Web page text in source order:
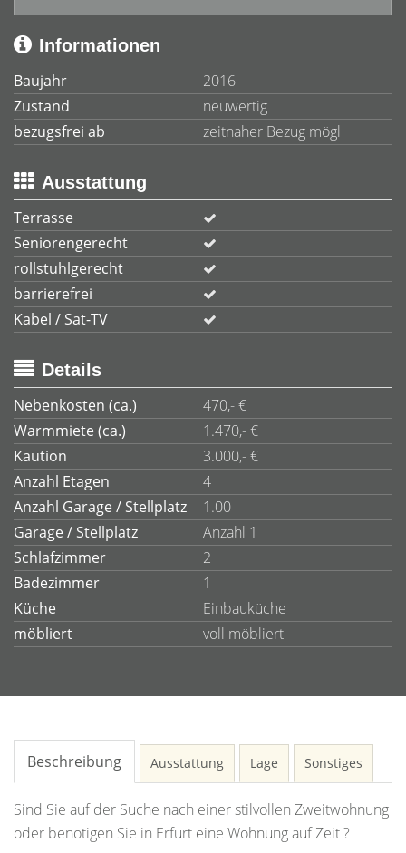
Informationen
Baujahr
2016
Zustand
neuwertig
bezugsfrei ab
zeitnaher Bezug mögl
Ausstattung
Terrasse
Seniorengerecht
rollstuhlgerecht
barrierefrei
Kabel / Sat-TV
Details
Nebenkosten (ca.)
470,- €
Warmmiete (ca.)
1.470,- €
Kaution
3.000,- €
Anzahl Etagen
4
Anzahl Garage / Stellplatz
1.00
Garage / Stellplatz
Anzahl 1
Schlafzimmer
2
Badezimmer
1
Küche
Einbauküche
möbliert
voll möbliert
Beschreibung Ausstattung Lage Sonstiges
Sind Sie auf der Suche nach einer stilvollen Zweitwohnung
oder benötigen Sie in Erfurt eine Wohnung auf Zeit ?